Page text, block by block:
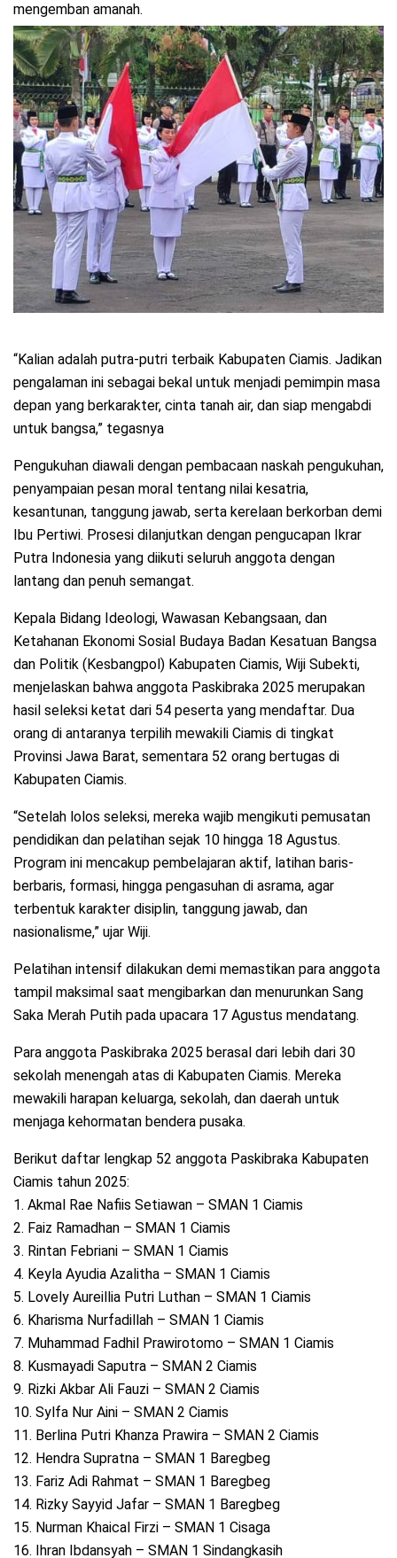
mengemban amanah.
“Kalian adalah putra-putri terbaik Kabupaten Ciamis. Jadikan
pengalaman ini sebagai bekal untuk menjadi pemimpin masa
depan yang berkarakter, cinta tanah air, dan siap mengabdi
untuk bangsa,” tegasnya
Pengukuhan diawali dengan pembacaan naskah pengukuhan,
penyampaian pesan moral tentang nilai kesatria,
kesantunan, tanggung jawab, serta kerelaan berkorban demi
Ibu Pertiwi. Prosesi dilanjutkan dengan pengucapan Ikrar
Putra Indonesia yang diikuti seluruh anggota dengan
lantang dan penuh semangat.
Kepala Bidang Ideologi, Wawasan Kebangsaan, dan
Ketahanan Ekonomi Sosial Budaya Badan Kesatuan Bangsa
dan Politik (Kesbangpol) Kabupaten Ciamis, Wiji Subekti,
menjelaskan bahwa anggota Paskibraka 2025 merupakan
hasil seleksi ketat dari 54 peserta yang mendaftar. Dua
orang di antaranya terpilih mewakili Ciamis di tingkat
Provinsi Jawa Barat, sementara 52 orang bertugas di
Kabupaten Ciamis.
“Setelah lolos seleksi, mereka wajib mengikuti pemusatan
pendidikan dan pelatihan sejak 10 hingga 18 Agustus.
Program ini mencakup pembelajaran aktif, latihan baris-
berbaris, formasi, hingga pengasuhan di asrama, agar
terbentuk karakter disiplin, tanggung jawab, dan
nasionalisme,” ujar Wiji.
Pelatihan intensif dilakukan demi memastikan para anggota
tampil maksimal saat mengibarkan dan menurunkan Sang
Saka Merah Putih pada upacara 17 Agustus mendatang.
Para anggota Paskibraka 2025 berasal dari lebih dari 30
sekolah menengah atas di Kabupaten Ciamis. Mereka
mewakili harapan keluarga, sekolah, dan daerah untuk
menjaga kehormatan bendera pusaka.
Berikut daftar lengkap 52 anggota Paskibraka Kabupaten
Ciamis tahun 2025:
1. Akmal Rae Nafiis Setiawan – SMAN 1 Ciamis
2. Faiz Ramadhan – SMAN 1 Ciamis
3. Rintan Febriani – SMAN 1 Ciamis
4. Keyla Ayudia Azalitha – SMAN 1 Ciamis
5. Lovely Aureillia Putri Luthan – SMAN 1 Ciamis
6. Kharisma Nurfadillah – SMAN 1 Ciamis
7. Muhammad Fadhil Prawirotomo – SMAN 1 Ciamis
8. Kusmayadi Saputra – SMAN 2 Ciamis
9. Rizki Akbar Ali Fauzi – SMAN 2 Ciamis
10. Sylfa Nur Aini – SMAN 2 Ciamis
11. Berlina Putri Khanza Prawira – SMAN 2 Ciamis
12. Hendra Supratna – SMAN 1 Baregbeg
13. Fariz Adi Rahmat – SMAN 1 Baregbeg
14. Rizky Sayyid Jafar – SMAN 1 Baregbeg
15. Nurman Khaical Firzi – SMAN 1 Cisaga
16. Ihran Ibdansyah – SMAN 1 Sindangkasih